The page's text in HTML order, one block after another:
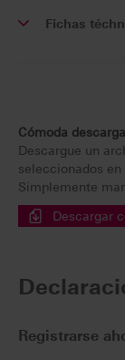
Fichas
Cómoda
Descargue un
seleccionados en
Simplemente
Descargar
Registrarse